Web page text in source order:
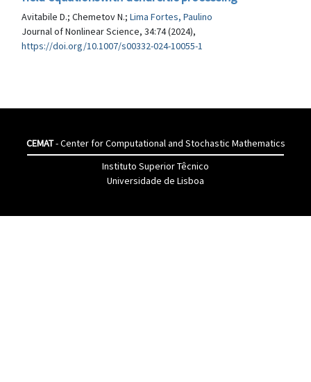
Avitabile D.; Chemetov N.; Lima Fortes, Paulino
Journal of Nonlinear Science, 34:74 (2024),
https://doi.org/10.1007/s00332-024-10055-1
CEMAT- Center for Computational and Stochastic Mathematics
Instituto Superior Têcnico
Universidade de Lisboa